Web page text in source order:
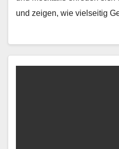
und zeigen, wie viel­seit­ig